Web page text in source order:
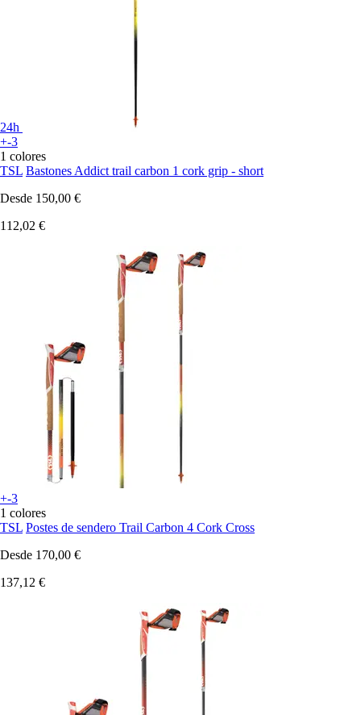
24h
+-3
1 colores
TSL Bastones Addict trail carbon 1 cork grip - short
Desde 150,00 €
112,02 €
+-3
1 colores
TSL Postes de sendero Trail Carbon 4 Cork Cross
Desde 170,00 €
137,12 €